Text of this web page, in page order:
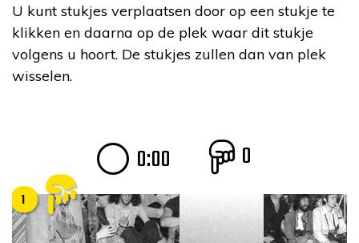
U kunt stukjes verplaatsen door op een stukje te
klikken en daarna op de plek waar dit stukje
volgens u hoort. De stukjes zullen dan van plek
wisselen.